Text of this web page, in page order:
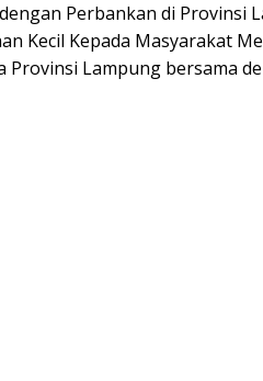
Perbankan di Provinsi
Kecil Kepada Masyarakat
Provinsi Lampung bersama